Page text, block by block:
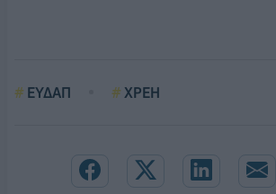
ΕΥΔΑΠ ΧΡΕΗ